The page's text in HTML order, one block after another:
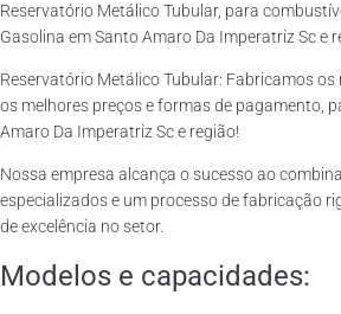
Reservatório Metálico Tubular, para
Gasolina em Santo Amaro Da Imperatriz Sc e
Reservatório Metálico Tubular: Fabricamos
os melhores preços e formas de pagamento,
Amaro Da Imperatriz Sc e região!
Nossa empresa alcança o sucesso ao
especializados e um processo de fabricação
de excelência no setor.
Modelos e capacidades: